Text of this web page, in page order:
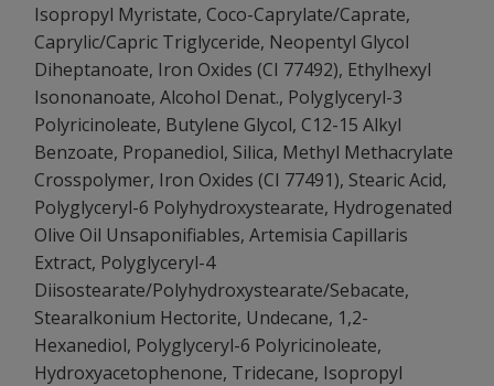
Isopropyl Myristate, Coco-Caprylate/Caprate,
Caprylic/Capric Triglyceride, Neopentyl Glycol
Diheptanoate, Iron Oxides (CI 77492), Ethylhexyl
Isononanoate, Alcohol Denat., Polyglyceryl-3
Polyricinoleate, Butylene Glycol, C12-15 Alkyl
Benzoate, Propanediol, Silica, Methyl Methacrylate
Crosspolymer, Iron Oxides (CI 77491), Stearic Acid,
Polyglyceryl-6 Polyhydroxystearate, Hydrogenated
Olive Oil Unsaponifiables, Artemisia Capillaris
Extract, Polyglyceryl-4
Diisostearate/Polyhydroxystearate/Sebacate,
Stearalkonium Hectorite, Undecane, 1,2-
Hexanediol, Polyglyceryl-6 Polyricinoleate,
Hydroxyacetophenone, Tridecane, Isopropyl